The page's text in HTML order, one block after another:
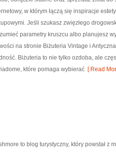
w którym łączą się inspiracje
Jeśli szukasz zwięzłego
parametry kruszcu albo planujesz
na stronie Biżuteria Vintage i
Biżuteria to nie tylko ozdoba, ale
które pomaga wybierać [ Read
to blog turystyczny, który powstał